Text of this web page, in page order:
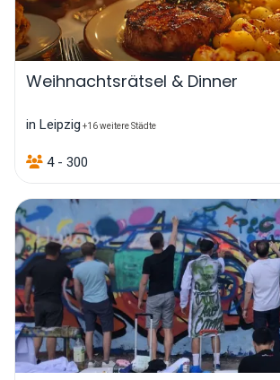
Weihnachtsrätsel & Dinner
in Leipzig +16 weitere Städte
4 - 300